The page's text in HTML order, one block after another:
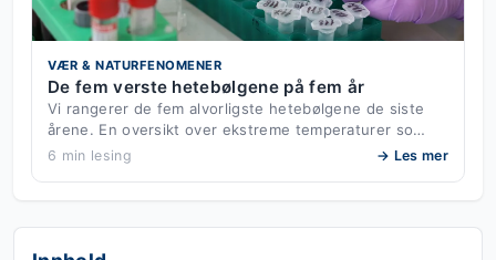
VÆR & NATURFENOMENER
De fem verste hetebølgene på fem år
Vi rangerer de fem alvorligste hetebølgene de siste
årene. En oversikt over ekstreme temperaturer so…
6 min lesing → Les mer